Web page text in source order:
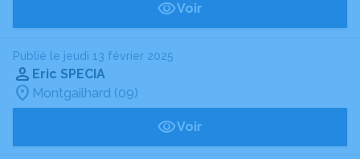
Voir
Publié le jeudi 13 février 2025
Eric SPECIA
Montgailhard (09)
Voir